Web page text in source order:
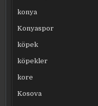
konya
Konyaspor
köpek
köpekler
kore
Kosova